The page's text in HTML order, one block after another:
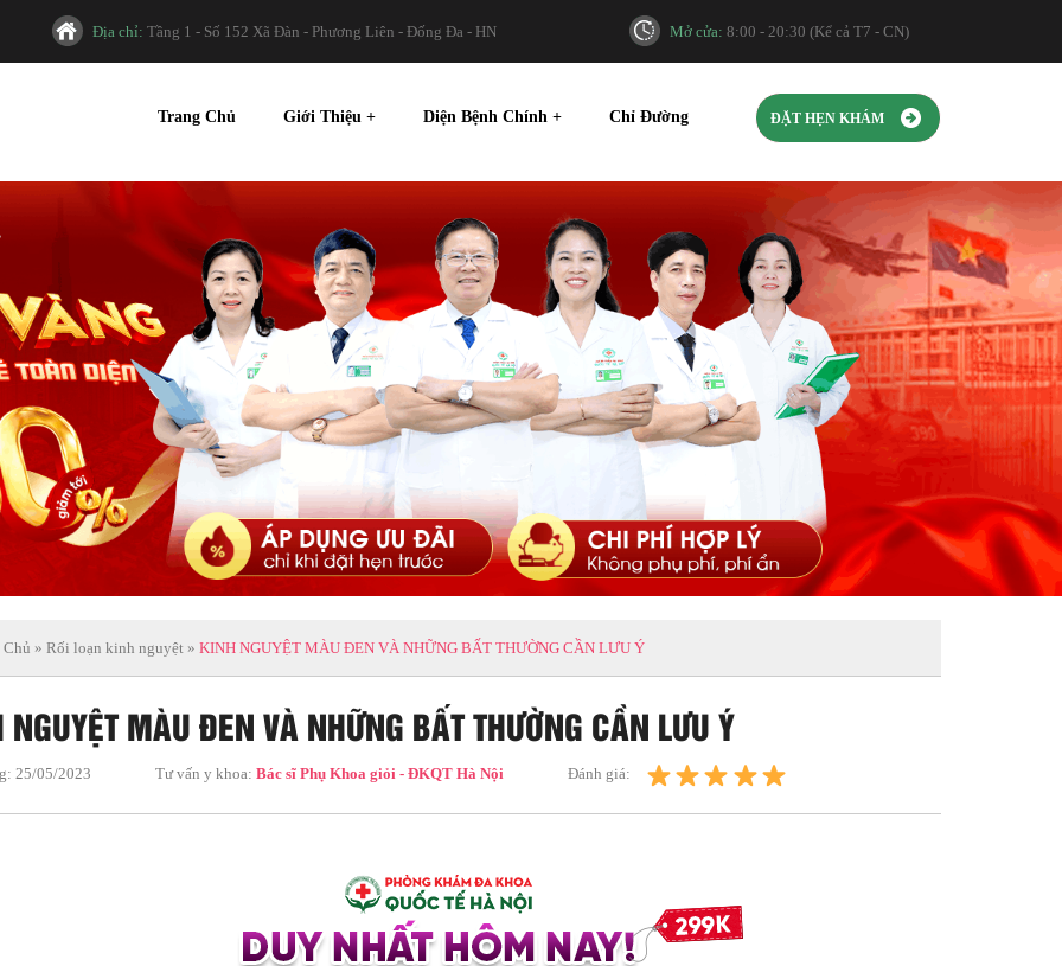
Địa chỉ: Tầng 1 - Số 152 Xã Đàn - Phương Liên - Đống Đa - HN Mở cửa:8:00 - 20:30 (Kể cả T7 - CN)
Trang Chủ Giới Thiệu + Diện Bệnh Chính + Chỉ Đường ĐẶT HẸN KHÁM
Chủ » Rối loạn kinh nguyệt» KINH NGUYỆT MÀU ĐEN VÀ NHỮNG BẤT THƯỜNG CẦN LƯU Ý
MÀU ĐEN VÀ NHỮNG BẤT THƯỜNG CẦN LƯU Ý
25/05/2023 Tư vấn y khoa: Bác sĩ Phụ Khoa giỏi - ĐKQT Hà Nội Đánh giá: